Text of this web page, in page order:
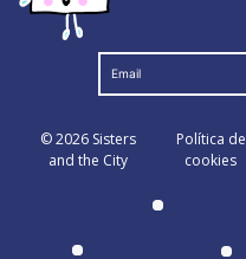
© 2026 Sisters
and the City
Política de
cookies